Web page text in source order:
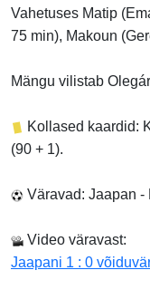
Vahetuses Matip
75 min), Makoun
Mängu vilistab
Kollased kaardid:
(90 + 1).
Väravad: Jaapan -
Video väravast:
Jaapani 1 : 0